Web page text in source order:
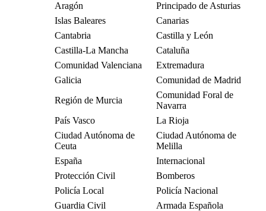
Aragón
Principado de Asturias
Islas Baleares
Canarias
Cantabria
Castilla y León
Castilla-La Mancha
Cataluña
Comunidad Valenciana
Extremadura
Galicia
Comunidad de Madrid
Región de Murcia
Comunidad Foral de
Navarra
País Vasco
La Rioja
Ciudad Autónoma de
Ceuta
Ciudad Autónoma de
Melilla
España
Internacional
Protección Civil
Bomberos
Policía Local
Policía Nacional
Guardia Civil
Armada Española